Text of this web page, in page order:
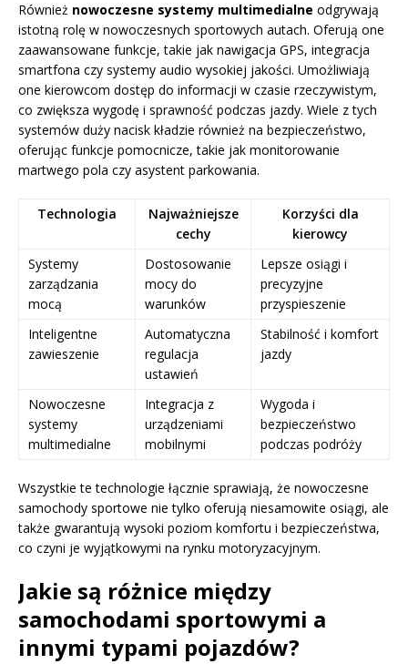
Również nowoczesne systemy multimedialne odgrywają
istotną rolę w nowoczesnych sportowych autach. Oferują one
zaawansowane funkcje, takie jak nawigacja GPS, integracja
smartfona czy systemy audio wysokiej jakości. Umożliwiają
one kierowcom dostęp do informacji w czasie rzeczywistym,
co zwiększa wygodę i sprawność podczas jazdy. Wiele z tych
systemów duży nacisk kładzie również na bezpieczeństwo,
oferując funkcje pomocnicze, takie jak monitorowanie
martwego pola czy asystent parkowania.
Technologia
Najważniejsze
cechy
Korzyści dla
kierowcy
Systemy
zarządzania
mocą
Dostosowanie
mocy do
warunków
Lepsze osiągi i
precyzyjne
przyspieszenie
Inteligentne
zawieszenie
Automatyczna
regulacja
ustawień
Stabilność i komfort
jazdy
Nowoczesne
systemy
multimedialne
Integracja z
urządzeniami
mobilnymi
Wygoda i
bezpieczeństwo
podczas podróży
Wszystkie te technologie łącznie sprawiają, że nowoczesne
samochody sportowe nie tylko oferują niesamowite osiągi, ale
także gwarantują wysoki poziom komfortu i bezpieczeństwa,
co czyni je wyjątkowymi na rynku motoryzacyjnym.
Jakie są różnice między
samochodami sportowymi a
innymi typami pojazdów?